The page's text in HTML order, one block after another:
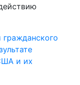
гражданского
и их